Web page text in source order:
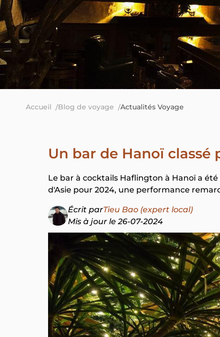
Accueil Blog de voyage Actualités Voyage
Un bar de Hanoï classé
Le bar à cocktails Haflington à Hanoï a
d'Asie pour 2024, une performance
Écrit parTieu Bao (expert local)
Mis à jour le 26-07-2024